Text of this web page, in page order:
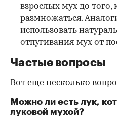
взрослых мух до того,
размножаться.
использовать
отпугивания мух от
Частые вопросы
Вот еще несколько
Можно ли есть лук,
луковой мухой?